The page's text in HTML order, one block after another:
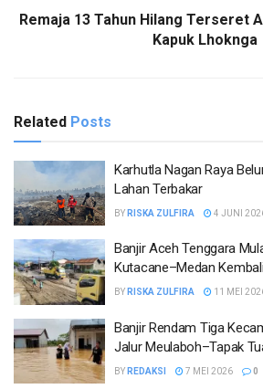
Remaja 13 Tahun Hilang Terseret
Kapuk Lhoknga
Related Posts
Karhutla Nagan Raya
Lahan Terbakar
BY RISKA ZULFIRA 4 JUNI
Banjir Aceh Tenggara
Kutacane–Medan
BY RISKA ZULFIRA 11 MEI
Banjir Rendam Tiga
Jalur Meulaboh–Tapak
BY REDAKSI 7 MEI 2026 0